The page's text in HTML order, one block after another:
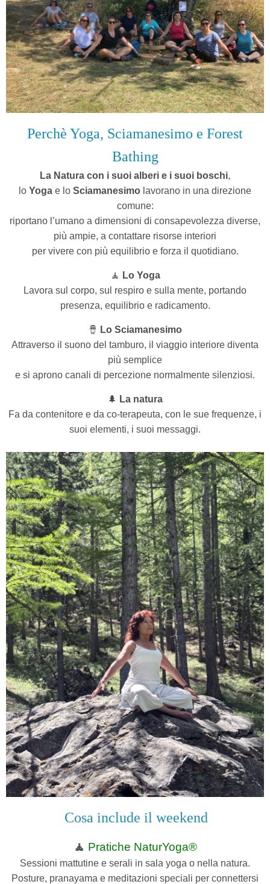
Perchè Yoga, Sciamanesimo e Forest
Bathing
La Natura con i suoi alberi e i suoi boschi,
o Yoga e lo Sciamanesimo lavorano in una direzione
comune:
riportano l’umano a dimensioni di consapevolezza diverse,
più ampie, a contattare risorse interiori
per vivere con più equilibrio e forza il quotidiano.
🧘 Lo Yoga
Lavora sul corpo, sul respiro e sulla mente, portando
presenza, equilibrio e radicamento.
🪘 Lo Sciamanesimo
Attraverso il suono del tamburo, il viaggio interiore diventa
più semplice
e si aprono canali di percezione normalmente silenziosi.
🌲 La natura
Fa da contenitore e da co-terapeuta, con le sue frequenze, i
suoi elementi, i suoi messaggi.
Cosa include il weekend
🧘 Pratiche NaturYoga®
Sessioni mattutine e serali in sala yoga o nella natura.
Posture, pranayama e meditazioni speciali per connettersi